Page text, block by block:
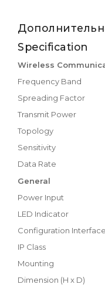
Specification
Wireless
Frequency Band
Spreading Factor
Transmit Power
Topology
Sensitivity
Data Rate
General
Power Input
LED Indicator
Configuration Interface
IP Class
Mounting
Dimension (H x D)